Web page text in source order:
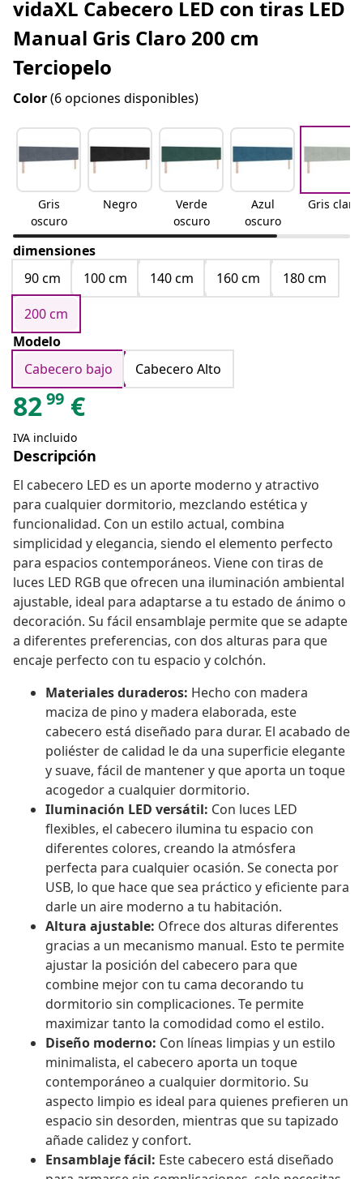
vidaXL Cabecero LED con tiras LED
Manual Gris Claro 200 cm
Terciopelo
Color(6 opciones disponibles)
Gris
oscuro
Negro
Verde
oscuro
Azul
oscuro
Gris claro
dimensiones
90 cm
100 cm 140 cm 160 cm
180 cm
200 cm
Modelo
Cabecero bajo
Cabecero Alto
8299 €
IVA incluido
Descripción
El cabecero LED es un aporte moderno y atractivo
para cualquier dormitorio, mezclando estética y
funcionalidad. Con un estilo actual, combina
simplicidad y elegancia, siendo el elemento perfecto
para espacios contemporáneos. Viene con tiras de
luces LED RGB que ofrecen una iluminación ambiental
ajustable, ideal para adaptarse a tu estado de ánimo o
decoración. Su fácil ensamblaje permite que se adapte
a diferentes preferencias, con dos alturas para que
encaje perfecto con tu espacio y colchón.
Materiales duraderos: Hecho con madera
maciza de pino y madera elaborada, este
cabecero está diseñado para durar. El acabado de
poliéster de calidad le da una superficie elegante
y suave, fácil de mantener y que aporta un toque
acogedor a cualquier dormitorio.
Iluminación LED versátil: Con luces LED
flexibles, el cabecero ilumina tu espacio con
diferentes colores, creando la atmósfera
perfecta para cualquier ocasión. Se conecta por
USB, lo que hace que sea práctico y eficiente para
darle un aire moderno a tu habitación.
Altura ajustable: Ofrece dos alturas diferentes
gracias a un mecanismo manual. Esto te permite
ajustar la posición del cabecero para que
combine mejor con tu cama decorando tu
dormitorio sin complicaciones. Te permite
maximizar tanto la comodidad como el estilo.
Diseño moderno: Con líneas limpias y un estilo
minimalista, el cabecero aporta un toque
contemporáneo a cualquier dormitorio. Su
aspecto limpio es ideal para quienes prefieren un
espacio sin desorden, mientras que su tapizado
añade calidez y confort.
Ensamblaje fácil: Este cabecero está diseñado